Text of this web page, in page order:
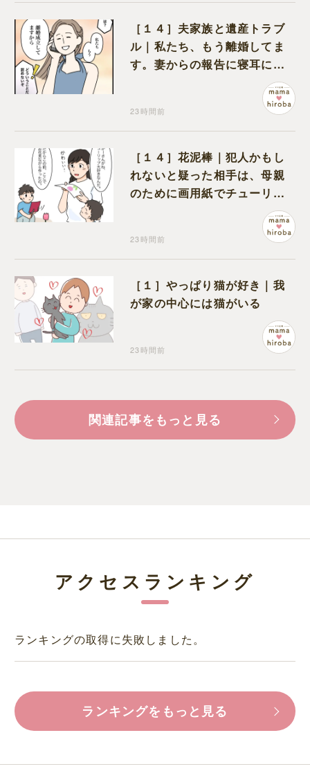
［１４］夫家族と遺産トラブ
ル｜私たち、もう離婚してま
す。妻からの報告に寝耳に水
23時間前
［１４］花泥棒｜犯人かもし
れないと疑った相手は、母親
のために画用紙でチューリッ
プを作っていただけだった
23時間前
［１］やっぱり猫が好き｜我
が家の中心には猫がいる
23時間前
関連記事をもっと見る
アクセスランキング
ランキングの取得に失敗しました。
ランキングをもっと見る